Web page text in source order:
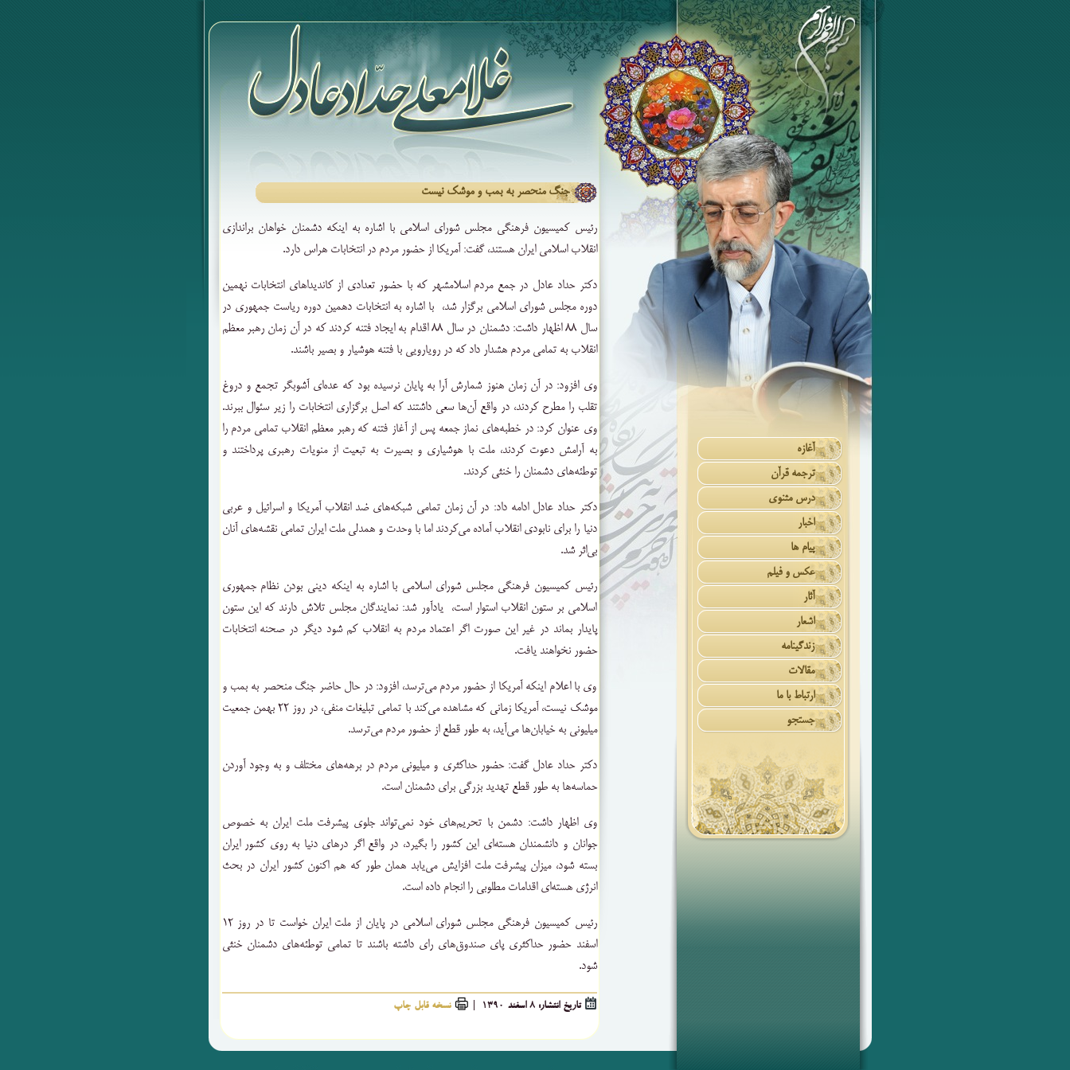
آغازه
ترجمه قرآن
درس مثنوی
اخبار
پیام ها
عکس و فیلم
آثار
اشعار
زندگینامه
مقالات
ارتباط با ما
جستجو
جنگ منحصر به بمب و موشک نیست
رئیس کمیسیون فرهنگی مجلس شورای اسلامی با اشاره به اینکه دشمنان خواهان براندازی
انقلاب اسلامی ایران هستند، گفت: آمریکا از حضور مردم در انتخابات هراس دارد.
دکتر حداد عادل در جمع مردم اسلامشهر که با حضور تعدادی از کاندیداهای انتخابات نهمین
دوره مجلس شورای اسلامی برگزار شد، ‌ با اشاره به انتخابات دهمین دوره ریاست جمهوری در
سال ۸۸ اظهار داشت: دشمنان در سال ۸۸ اقدام به ایجاد فتنه کردند که در آن زمان رهبر معظم
انقلاب به تمامی مردم هشدار داد که در رویارویی با فتنه هوشیار و بصیر باشند.
وی افزود: در آن زمان هنوز شمارش آرا به پایان نرسیده بود که عده‌ای آشوبگر تجمع و دروغ
تقلب را مطرح کردند، در واقع آن‌ها سعی داشتند که اصل برگزاری انتخابات را زیر سئوال ببرند.
وی عنوان کرد: در خطبه‌های نماز جمعه پس از آغاز فتنه که رهبر معظم انقلاب تمامی مردم را
به آرامش دعوت کردند، ملت با هوشیاری و بصیرت به تبعیت از منویات رهبری پرداختند و
توطئه‌های دشمنان را خنثی کردند.
دکتر حداد عادل ادامه داد: در آن زمان تمامی شبکه‌های ضد انقلاب آمریکا و اسرائیل و عربی
دنیا را برای نابودی انقلاب آماده می‌کردند اما با وحدت و همدلی ملت ایران تمامی نقشه‌های آنان
بی‌اثر شد.
رئیس کمیسیون فرهنگی مجلس شورای اسلامی با اشاره به اینکه دینی بودن نظام جمهوری
اسلامی بر ستون انقلاب استوار است، ‌ یادآور شد: نمایندگان مجلس تلاش دارند که این ستون
پایدار بماند در غیر این صورت اگر اعتماد مردم به انقلاب کم شود دیگر در صحنه انتخابات
حضور نخواهند یافت.
وی با اعلام اینکه آمریکا از حضور مردم می‌ترسد، افزود: در حال حاضر جنگ منحصر به بمب و
موشک نیست، آمریکا زمانی که مشاهده می‌کند با تمامی تبلیغات منفی، در روز ۲۲ بهمن جمعیت
میلیونی به خیابان‌ها می‌آید، به طور قطع از حضور مردم می‌ترسد.
دکتر حداد عادل گفت: حضور حداکثری و میلیونی مردم در برهه‌های مختلف و به وجود آوردن
حماسه‌ها به طور قطع تهدید بزرگی برای دشمنان است.
وی اظهار داشت: دشمن با تحریم‌های خود نمی‌تواند جلوی پیشرفت ملت ایران به خصوص
جوانان و دانشمندان هسته‌ای این کشور را بگیرد، در واقع اگر درهای دنیا به روی کشور ایران
بسته شود، میزان پیشرفت ملت افزایش می‌یابد‌‌ همان طور که هم اکنون کشور ایران در بحث
انرژی هسته‌ای اقدامات مطلوبی را انجام داده است.
رئیس کمیسیون فرهنگی مجلس شورای اسلامی در پایان از ملت ایران خواست تا در روز ۱۲
اسفند حضور حداکثری پای صندوق‌های رای داشته باشند تا تمامی توطئه‌های دشمنان خنثی
شود.
تاریخ انتشار: 8 اسفند 1390 | نسخه قابل چاپ